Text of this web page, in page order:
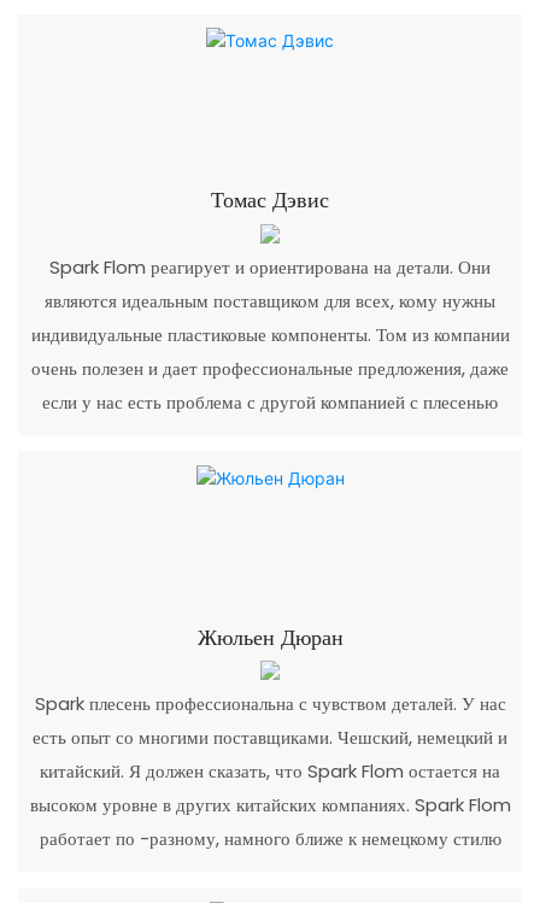
Томас Дэвис
Spark Flom реагирует и ориентирована на детали. Они
являются идеальным поставщиком для всех, кому нужны
индивидуальные пластиковые компоненты. Том из компании
очень полезен и дает профессиональные предложения, даже
если у нас есть проблема с другой компанией с плесенью
Жюльен Дюран
Spark плесень профессиональна с чувством деталей. У нас
есть опыт со многими поставщиками. Чешский, немецкий и
китайский. Я должен сказать, что Spark Flom остается на
высоком уровне в других китайских компаниях. Spark Flom
работает по -разному, намного ближе к немецкому стилю